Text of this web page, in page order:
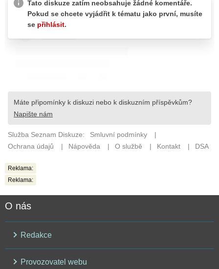
Reklama:
Reklama:
O nás
Redakce
Provozovatel webu